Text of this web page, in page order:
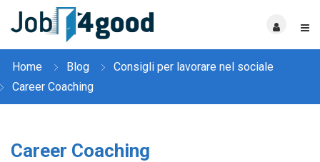
Home Blog
Consigli per lavorare nel sociale
Career Coaching
Career Coaching